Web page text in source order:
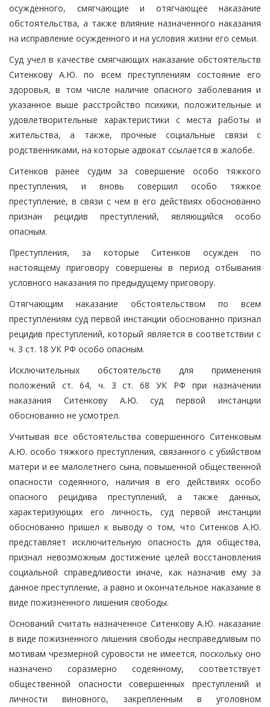
осужденного, смягчающие и отягчающее наказание
обстоятельства, а также влияние назначенного наказания
на исправление осужденного и на условия жизни его семьи.
Суд учел в качестве смягчающих наказание обстоятельств
Ситенкову А.Ю. по всем преступлениям состояние его
здоровья, в том числе наличие опасного заболевания и
указанное выше расстройство психики, положительные и
удовлетворительные характеристики с места работы и
жительства, а также, прочные социальные связи с
родственниками, на которые адвокат ссылается в жалобе.
Ситенков ранее судим за совершение особо тяжкого
преступления, и вновь совершил особо тяжкое
преступление, в связи с чем в его действиях обоснованно
признан рецидив преступлений, являющийся особо
опасным.
Преступления, за которые Ситенков осужден по
настоящему приговору совершены в период отбывания
условного наказания по предыдущему приговору.
Отягчающим наказание обстоятельством по всем
преступлениям суд первой инстанции обоснованно признал
рецидив преступлений, который является в соответствии с
ч. 3 ст. 18 УК РФ особо опасным.
Исключительных обстоятельств для применения
положений ст. 64, ч. 3 ст. 68 УК РФ при назначении
наказания Ситенкову А.Ю. суд первой инстанции
обоснованно не усмотрел.
Учитывая все обстоятельства совершенного Ситенковым
А.Ю. особо тяжкого преступления, связанного с убийством
матери и ее малолетнего сына, повышенной общественной
опасности содеянного, наличия в его действиях особо
опасного рецидива преступлений, а также данных,
характеризующих его личность, суд первой инстанции
обоснованно пришел к выводу о том, что Ситенков А.Ю.
представляет исключительную опасность для общества,
признал невозможным достижение целей восстановления
социальной справедливости иначе, как назначив ему за
данное преступление, а равно и окончательное наказание в
виде пожизненного лишения свободы.
Оснований считать назначенное Ситенкову А.Ю. наказание
в виде пожизненного лишения свободы несправедливым по
мотивам чрезмерной суровости не имеется, поскольку оно
назначено соразмерно содеянному, соответствует
общественной опасности совершенных преступлений и
личности виновного, закрепленным в уголовном